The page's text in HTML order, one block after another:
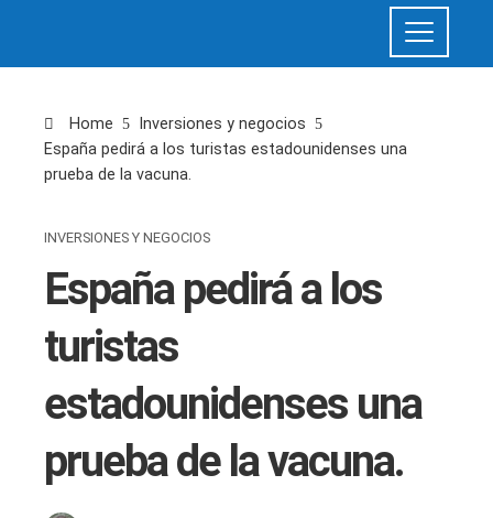
Home
Inversiones y negocios
España pedirá a los turistas estadounidenses una
prueba de la vacuna.
INVERSIONES Y NEGOCIOS
España pedirá a los
turistas
estadounidenses una
prueba de la vacuna.